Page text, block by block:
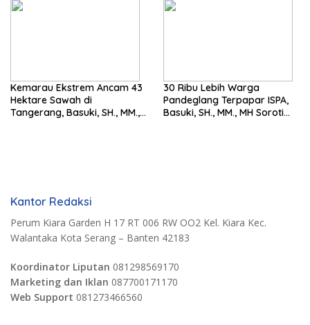
Kemarau Ekstrem Ancam 43
Hektare Sawah di
Tangerang, Basuki, SH., MM.,
30 Ribu Lebih Warga
Pandeglang Terpapar ISPA,
Basuki, SH., MM., MH Soroti
Kantor Redaksi
Perum Kiara Garden H 17 RT 006 RW OO2 Kel. Kiara Kec.
Walantaka Kota Serang – Banten 42183
Koordinator Liputan 081298569170
Marketing dan Iklan 087700171170
Web Support 081273466560